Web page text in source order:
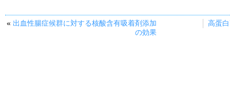
« 出血性腸症候群に対する核酸含有吸着剤添加
の効果
高蛋